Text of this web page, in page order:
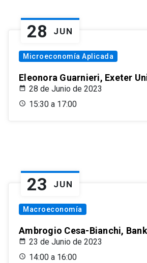
28 JUN
Microeconomía Aplicada
Eleonora Guarnieri, Exeter
28 de Junio de 2023
15:30 a 17:00
23 JUN
Macroeconomía
Ambrogio Cesa-Bianchi,
23 de Junio de 2023
14:00 a 16:00